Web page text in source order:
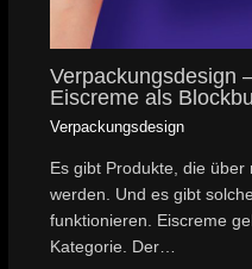
Verpackungsdesign
Eiscreme als
Verpackungsdesign
Es gibt Produkte, die
werden. Und es gibt
funktionieren. Eiscreme
Kategorie. Der…